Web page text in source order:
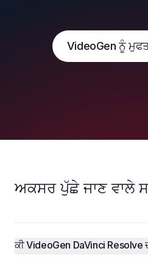
VideoGen ਨੂੰ
ਅਕਸਰ ਪੁੱਛੇ ਜਾਣ ਵਾਲੇ
ਕੀ VideoGen DaVinci